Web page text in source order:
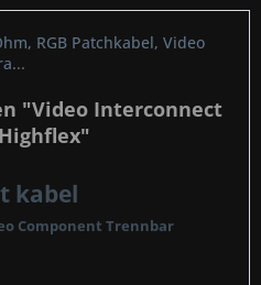
RGB Patchkabel, Video
"Video Interconnect
kabel
Component Trennbar